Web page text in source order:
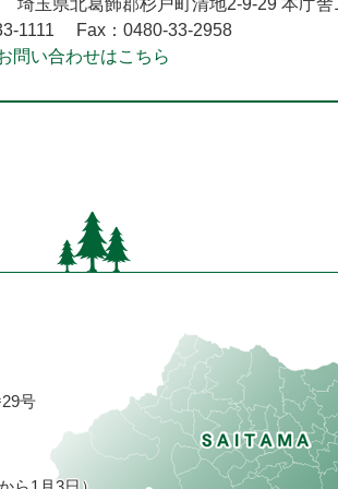
埼玉県北葛飾郡杉戸町清地2-9-29 本庁舎
1111
Fax：0480-33-2958
問い合わせはこちら
号